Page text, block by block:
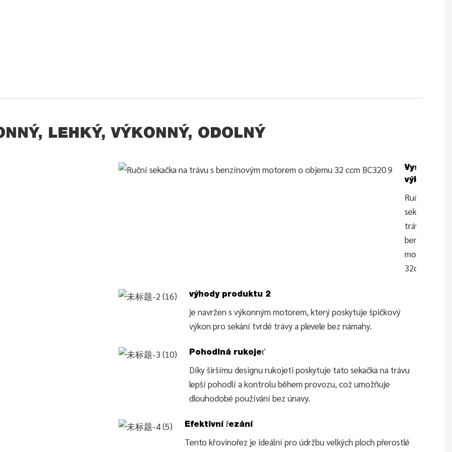
LEHKÝ, VÝKONNÝ, ODOLNÝ
Vysoký
výkon
Ruční
sekačka na
trávu GTL s
benzínovým
motorem
32ccm (BC
výhody produktu 2
je navržen s výkonným motorem, který poskytuje špičkový
výkon pro sekání tvrdé trávy a plevele bez námahy.
Pohodlná rukojeť
Díky širšímu designu rukojeti poskytuje tato sekačka na trávu
lepší pohodlí a kontrolu během provozu, což umožňuje
dlouhodobé používání bez únavy.
Efektivní řezání
Tento křovinořez je ideální pro údržbu velkých ploch přerostlé